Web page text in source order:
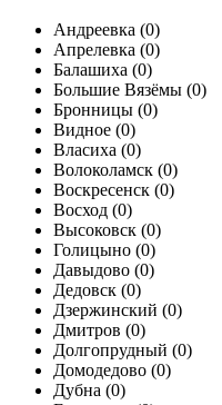
Андреевка (0)
Апрелевка (0)
Балашиха (0)
Большие Вязёмы (0)
Бронницы (0)
Видное (0)
Власиха (0)
Волоколамск (0)
Воскресенск (0)
Восход (0)
Высоковск (0)
Голицыно (0)
Давыдово (0)
Дедовск (0)
Дзержинский (0)
Дмитров (0)
Долгопрудный (0)
Домодедово (0)
Дубна (0)